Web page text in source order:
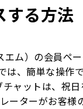
る方法
ム）の会員ペ
、簡単な操作
ャットは、祝
ーターがお客様